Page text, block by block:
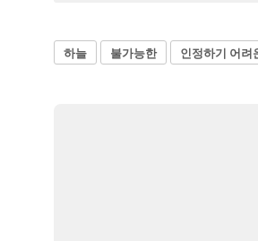
하늘 불가능한 인정하기 어려